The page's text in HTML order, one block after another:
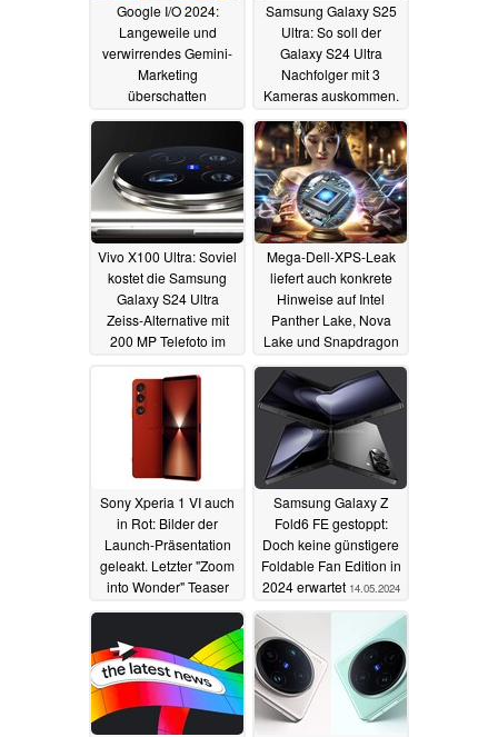
Google I/O 2024:
Langeweile und
verwirrendes Gemini-
Marketing
überschatten
Samsung Galaxy S25
Ultra: So soll der
Galaxy S24 Ultra
Nachfolger mit 3
Kameras auskommen.
14.05.2024
Vivo X100 Ultra: Soviel
kostet die Samsung
Galaxy S24 Ultra
Zeiss-Alternative mit
200 MP Telefoto im
14.05.2024
Mega-Dell-XPS-Leak
liefert auch konkrete
Hinweise auf Intel
Panther Lake, Nova
Lake und Snapdragon
14.05.2024
Sony Xperia 1 VI auch
in Rot: Bilder der
Launch-Präsentation
geleakt. Letzter "Zoom
into Wonder" Teaser
14.05.2024
Samsung Galaxy Z
Fold6 FE gestoppt:
Doch keine günstigere
Foldable Fan Edition in
2024 erwartet 14.05.2024